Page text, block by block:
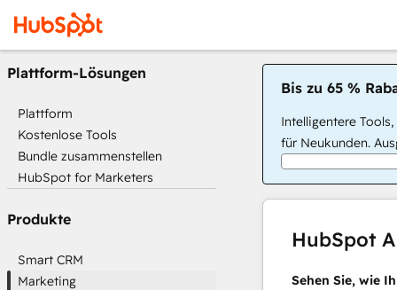
Plattform-Lösungen
Plattform
Kostenlose Tools
Bundle zusammenstellen
HubSpot for Marketers
Produkte
Smart CRM
Marketing
Bis zu 65 %
Intelligentere
für Neukunden.
HubSpot
Sehen Sie, wie